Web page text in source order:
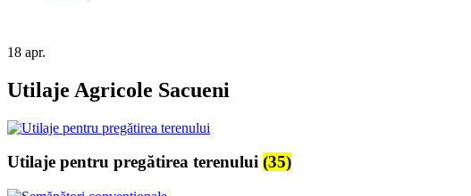
18 apr.
Utilaje Agricole Sacueni
Utilaje pentru pregătirea terenului (35)